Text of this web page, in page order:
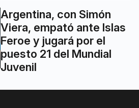
Argentina, con Simón
Viera, empató ante Islas
Feroe y jugará por el
puesto 21 del Mundial
Juvenil